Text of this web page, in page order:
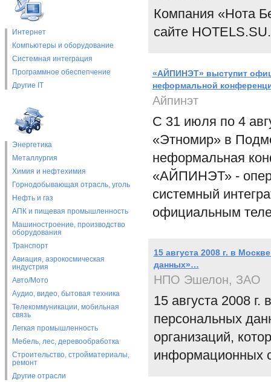
Интернет
Компьютеры и оборудование
Системная интеграция
Программное обеспепчение
Другие IT
Энергетика
Металлургия
Химия и нефтехимия
Горнодобывающая отрасль, уголь
Нефть и газ
АПК и пищевая промышленность
Машиностроение, производство
оборудования
Транспорт
Авиация, аэрокосмическая
индустрия
Авто/Мото
Аудио, видео, бытовая техника
Телекоммуникации, мобильная
связь
Легкая промышленность
Мебель, лес, деревообработка
Строительство, стройматериалы,
ремонт
Другие отрасли
Компания «Нота
сайте HOTELS.SU.
«АЙПИНЭТ» выступит
неформальной
Айпинэт
С 31 июля по 4
«Этномир» в
неформальная
«АЙПИНЭТ» -
системный
официальным
15 августа 2008 г. в
данных»…
НПО Эшелон, ЗАО
15 августа 2008
персональных
организаций,
информационных